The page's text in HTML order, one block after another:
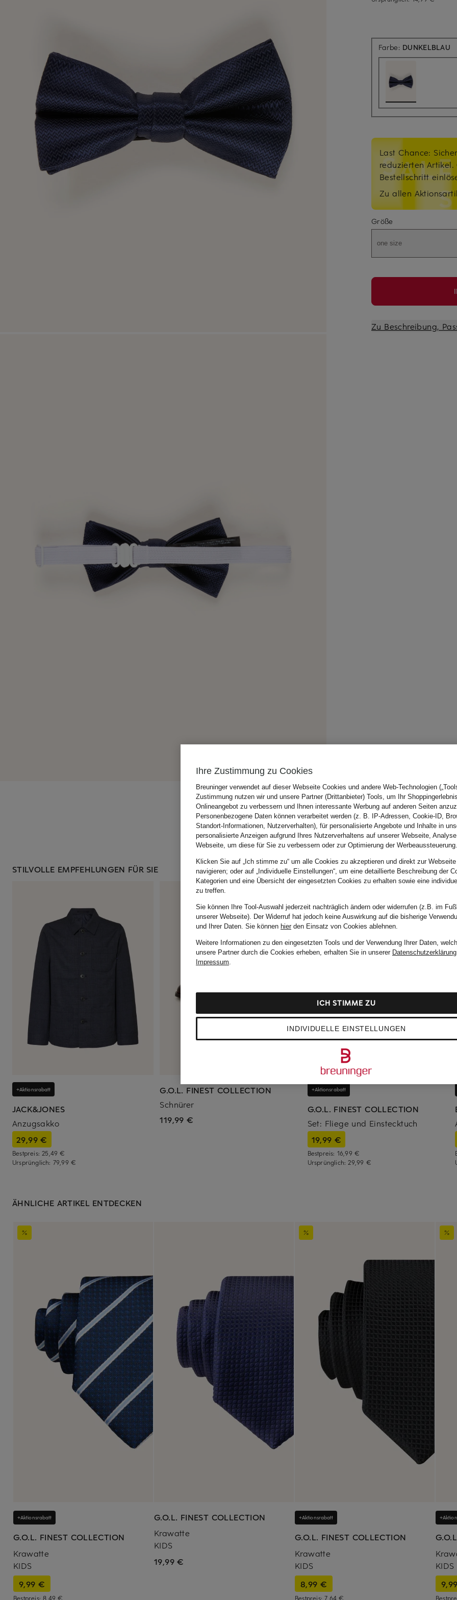
Farbe: DUNKELBLAU
Last Chance:
reduzierten Artikel.
Bestellschritt
Zu allen
Größe
one size
Zu Beschreibung,
STILVOLLE EMPFEHLUNGEN FÜR SIE
+Aktionsrabatt
JACK&JONES
Anzugsakko
29,99 €
Bestpreis:25,49 €
Ursprünglich: 79,99 €
G.O.L. FINEST COLLECTION
Schnürer
119,99 €
+Aktionsrabatt
G.O.L. FINEST COLLECTION
Set: Fliege und Einstecktuch
19,99 €
Bestpreis: 16,99 €
Ursprünglich:29,99 €
ÄHNLICHE ARTIKEL ENTDECKEN
+Aktionsrabatt
G.O.L. FINEST COLLECTION
Krawatte
KIDS
9,99 €
Bestpreis:8,49 €
G.O.L. FINEST COLLECTION
Krawatte
KIDS
19,99 €
+Aktionsrabatt
G.O.L. FINEST COLLECTION
Krawatte
KIDS
8,99 €
Bestpreis:7,64 €
KIDS
Ihre Zustimmung zu Cookies
Breuninger verwendet auf dieser Webseite Cookies und andere Web-Technologien
Zustimmung nutzen wir und unsere Partner (Drittanbieter) Tools, um Ihr
Onlineangebot zu verbessern und Ihnen interessante Werbung auf anderen Seiten
Personenbezogene Daten können verarbeitet werden (z. B. IP-Adressen, Cookie-ID,
Standort-Informationen, Nutzerverhalten), für personalisierte Angebote und Inhalte in
personalisierte Anzeigen aufgrund Ihres Nutzerverhaltens auf unserer Webseite,
Webseite, um diese für Sie zu verbessern oder zur Optimierung der Werbeaussteuerung.
Klicken Sie auf „Ich stimme zu“ um alle Cookies zu akzeptieren und direkt zur
navigieren; oder auf „Individuelle Einstellungen“, um eine detaillierte Beschreibung der
Kategorien und eine Übersicht der eingesetzten Cookies zu erhalten sowie eine
zu treffen.
Sie können Ihre Tool-Auswahl jederzeit nachträglich ändern oder widerrufen (z.B. im
unserer Webseite). Der Widerruf hat jedoch keine Auswirkung auf die bisherige
und Ihrer Daten. Sie können hierden Einsatz von Cookies ablehnen.
Weitere Informationen zu den eingesetzten Tools und der Verwendung Ihrer Daten,
unsere Partner durch die Cookies erheben, erhalten Sie in unserer Datenschutzerklärung
Impressum.
INDIVIDUELLE EINSTELLUNGEN
ICH STIMME ZU